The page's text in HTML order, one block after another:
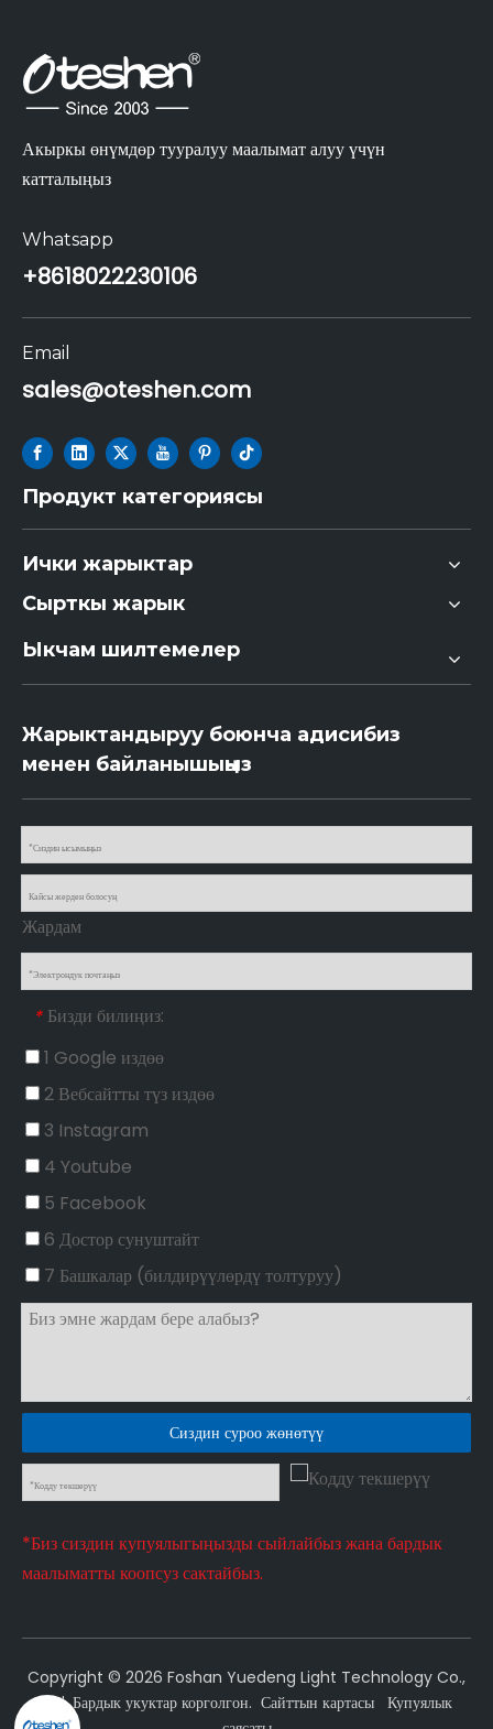
Акыркы өнүмдөр тууралуу маалымат алуу үчүн
катталыңыз
Whatsapp
+8618022230106
Email
sales@oteshen.com
Продукт категориясы
Ички жарыктар
Сырткы жарык
Ыкчам шилтемелер
Жарыктандыруу боюнча адисибиз
менен байланышыңыз
Жардам
* Бизди билиңиз:
1 Google издөө
2 Вебсайтты түз издөө
3 Instagram
4 Youtube
5 Facebook
6 Достор сунуштайт
7 Башкалар (билдирүүлөрдү толтуруу)
Сиздин суроо жөнөтүү
*Биз сиздин купуялыгыңызды сыйлайбыз жана бардык
маалыматты коопсуз сактайбыз.
Copyright © 2026 Foshan Yuedeng Light Technology Co.,
Ltd. Бардык укуктар корголгон. Сайттын картасы
Купуялык